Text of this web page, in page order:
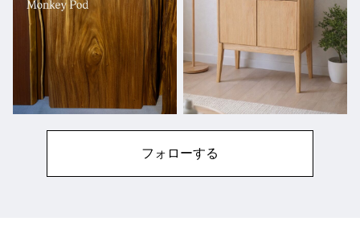
フォローする